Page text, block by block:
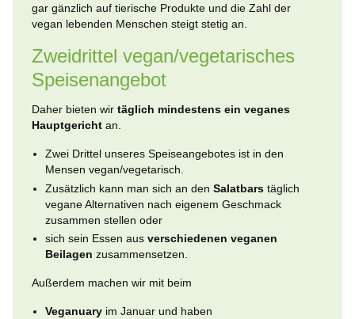
gar gänzlich auf tierische Produkte und die Zahl der
vegan lebenden Menschen steigt stetig an.
Zweidrittel vegan/vegetarisches
Speisenangebot
Daher bieten wir täglich mindestens ein veganes
Hauptgericht an.
Zwei Drittel unseres Speiseangebotes ist in den
Mensen vegan/vegetarisch.
Zusätzlich kann man sich an denSalatbars täglich
vegane Alternativen nach eigenem Geschmack
zusammen stellen oder
sich sein Essen ausverschiedenen veganen
Beilagen zusammensetzen.
Außerdem machen wir mit beim
Veganuary im Januar und haben